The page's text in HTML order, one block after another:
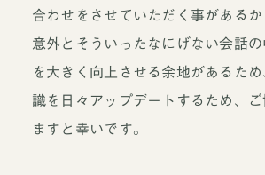
合わせをさせていただく事があるか
意外とそういったなにげない会話
を大きく向上させる余地があるた
識を日々アップデートするため、
ますと幸いです。